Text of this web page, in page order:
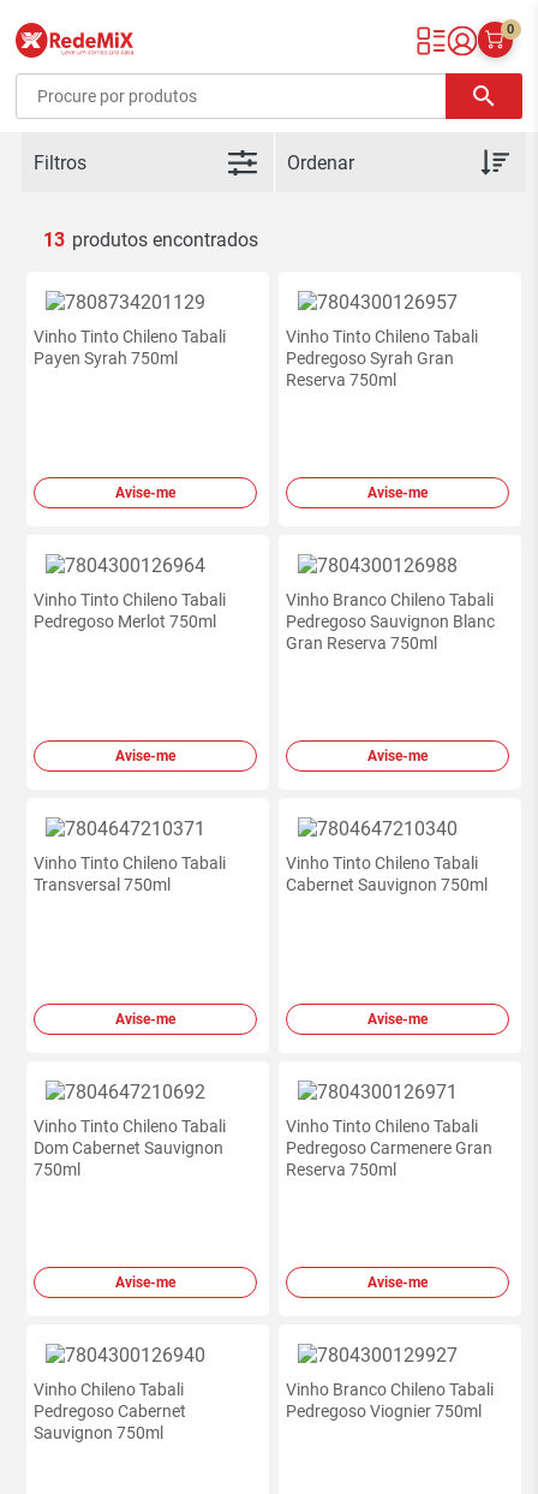
Redemix – Supermercado Online
0
search
Filtros
13
Vinho Tinto Chileno Tabali
Payen Syrah 750ml
Avise-me
Vinho Tinto Chileno Tabali
Pedregoso Syrah Gran
Reserva 750ml
Avise-me
Vinho Tinto Chileno Tabali
Pedregoso Merlot 750ml
Avise-me
Vinho Branco Chileno Tabali
Pedregoso Sauvignon Blanc
Gran Reserva 750ml
Avise-me
Vinho Tinto Chileno Tabali
Transversal 750ml
Avise-me
Vinho Tinto Chileno Tabali
Cabernet Sauvignon 750ml
Avise-me
Vinho Tinto Chileno Tabali
Dom Cabernet Sauvignon
750ml
Avise-me
Vinho Tinto Chileno Tabali
Pedregoso Carmenere Gran
Reserva 750ml
Avise-me
Vinho Chileno Tabali
Pedregoso Cabernet
Sauvignon 750ml
Vinho Branco Chileno Tabali
Pedregoso Viognier 750ml